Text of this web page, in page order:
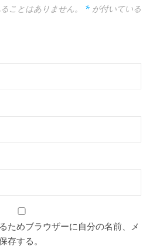
ことはありません。 * が付いている
ためブラウザーに自分の名前、メ
存する。